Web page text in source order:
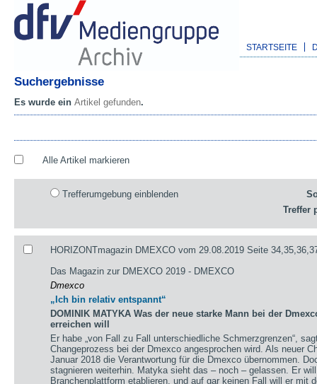
STARTSEITE
Suchergebnisse
Es wurde ein Artikel gefunden.
Alle Artikel markieren
Trefferumgebung einblenden
Treffer
HORIZONTmagazin DMEXCO vom 29.08.2019 Seite
Das Magazin zur DMEXCO 2019 - DMEXCO
Dmexco
„Ich bin relativ entspannt“
DOMINIK MATYKA Was der neue starke Mann bei der
erreichen will
Er habe „von Fall zu Fall unterschiedliche Schmerzgrenzen“,
Changeprozess bei der Dmexco angesprochen wird. Als neuer
Januar 2018 die Verantwortung für die Dmexco übernommen.
stagnieren weiterhin. Matyka sieht das – noch – gelassen. Er
Branchenplattform etablieren, und auf gar keinen Fall will er mit